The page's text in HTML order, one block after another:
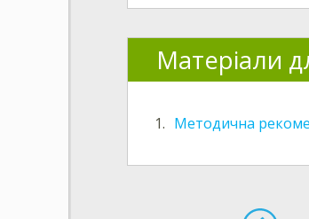
Матеріали
1. Методична